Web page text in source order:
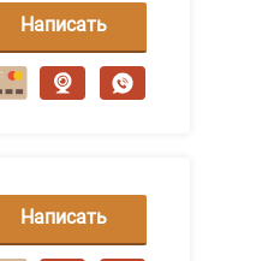
Написать
сообщение
Написать